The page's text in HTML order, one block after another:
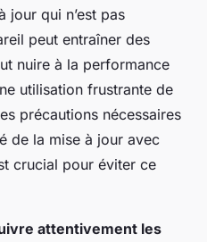
jour qui n’est pas
peut entraîner des
nuire à la performance
utilisation frustrante de
précautions nécessaires
de la mise à jour avec
crucial pour éviter ce
attentivement les